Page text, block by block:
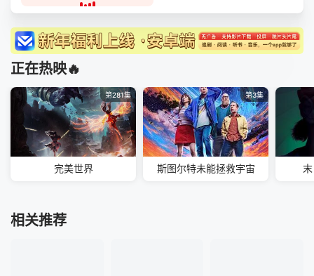
正在热映🔥
第281集
完美世界
第3集
斯图尔特未能拯救宇宙
相关推荐